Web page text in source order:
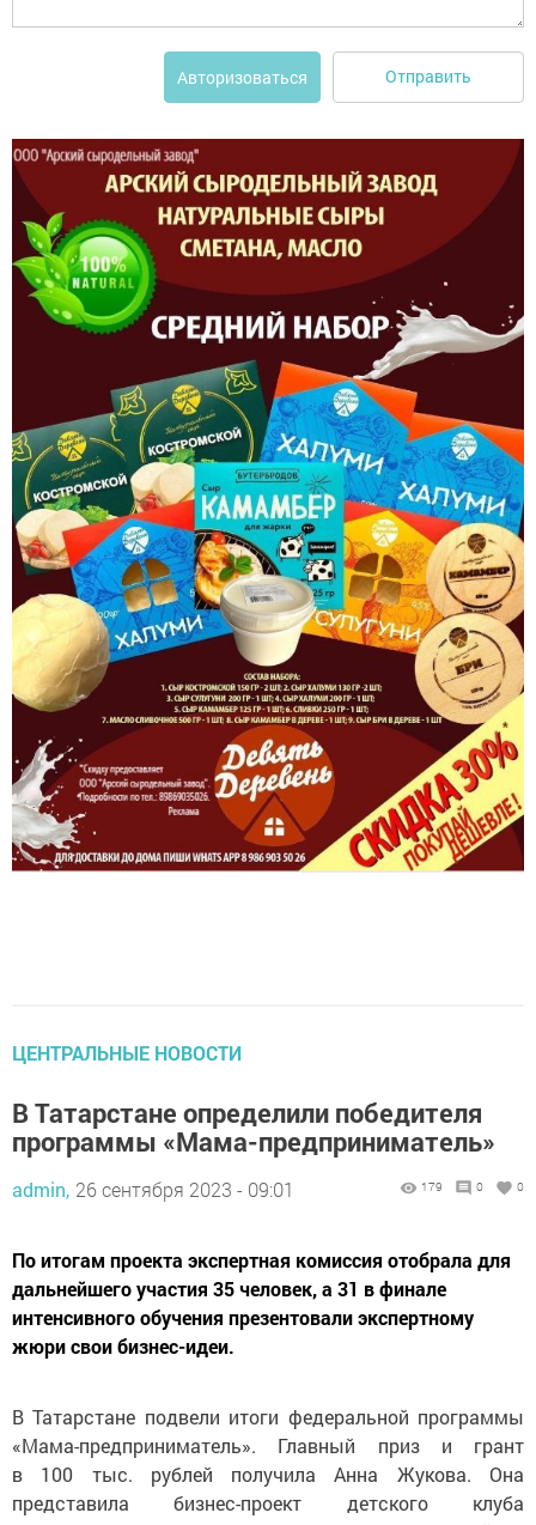
Авторизоваться Отправить
ЦЕНТРАЛЬНЫЕ НОВОСТИ
В Татарстане определили победителя
программы «Мама-предприниматель»
admin, 26 сентября 2023 - 09:01
По итогам проекта экспертная комиссия отобрала для
дальнейшего участия 35 человек, а 31 в финале
интенсивного обучения презентовали экспертному
жюри свои бизнес-идеи.
В Татарстане подвели итоги федеральной программы
«Мама-предприниматель». Главный приз и грант
в 100 тыс. рублей получила Анна Жукова. Она
представила бизнес-проект детского клуба